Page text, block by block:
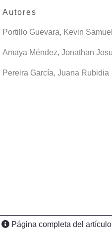
Autores
Portillo Guevara, Kevin Samuel
Amaya Méndez, Jonathan
Pereira García, Juana Rubidia
Página completa del artículo